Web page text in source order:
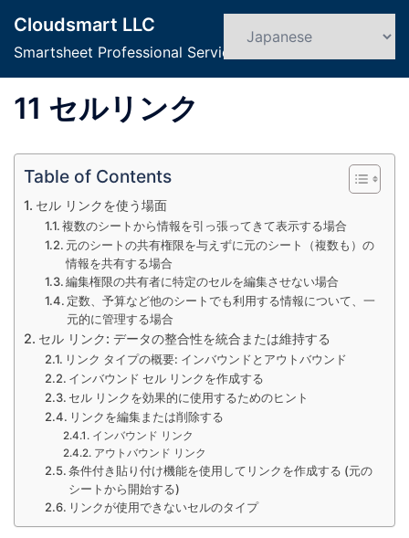
ン
Cloudsmart LLC
Smartsheet Professional Service
ト
グ
ュ
11 セルリンク
Table of Contents
セル リンクを使う場面
複数のシートから情報を引っ張ってきて表示する場合
元のシートの共有権限を与えずに元のシート（複数も）の
情報を共有する場合
編集権限の共有者に特定のセルを編集させない場合
定数、予算など他のシートでも利用する情報について、一
元的に管理する場合
セル リンク: データの整合性を統合または維持する
リンク タイプの概要: インバウンドとアウトバウンド
インバウンド セル リンクを作成する
セル リンクを効果的に使用するためのヒント
リンクを編集または削除する
インバウンド リンク
アウトバウンド リンク
条件付き貼り付け機能を使用してリンクを作成する (元の
シートから開始する)
リンクが使用できないセルのタイプ